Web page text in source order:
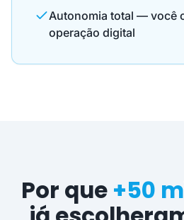
Autonomia total — você
operação digital
Por que +50